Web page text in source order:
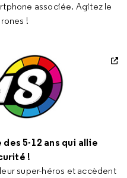
associée. Agitez le
!
5-12 ans qui allie
!
super-héros et accèdent